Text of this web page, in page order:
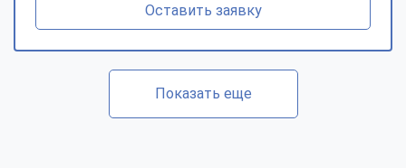
Оставить заявку
Показать еще